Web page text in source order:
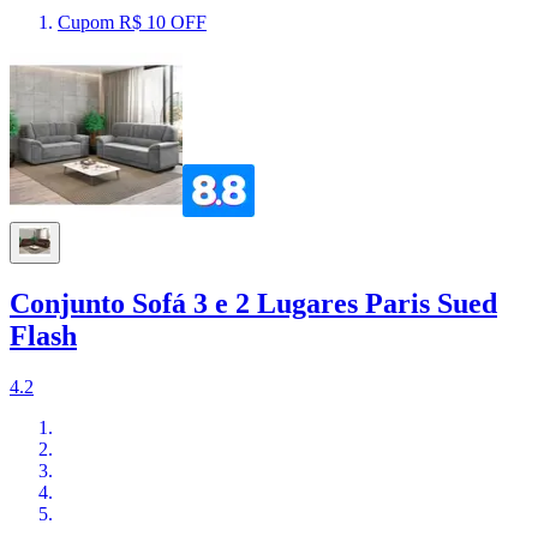
Cupom R$ 10 OFF
Conjunto Sofá 3 e 2 Lugares Paris Sued
Flash
4.2